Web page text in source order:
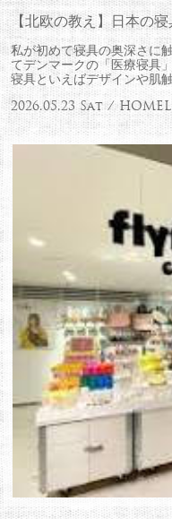
【北欧の教え】日本の
私が初めて寝具の奥深さに
てデンマークの「医療寝具
寝具といえばデザインや肌
2026.05.23 Sat /